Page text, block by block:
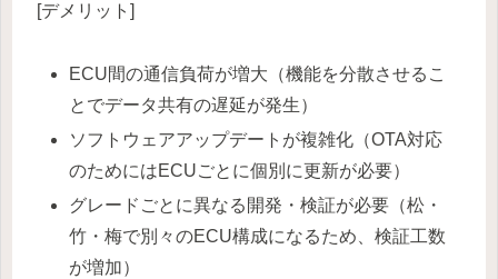
[デメリット]
ECU間の通信負荷が増大（機能を分散させるこ
とでデータ共有の遅延が発生）
ソフトウェアアップデートが複雑化（OTA対応
のためにはECUごとに個別に更新が必要）
グレードごとに異なる開発・検証が必要（松・
竹・梅で別々のECU構成になるため、検証工数
が増加）